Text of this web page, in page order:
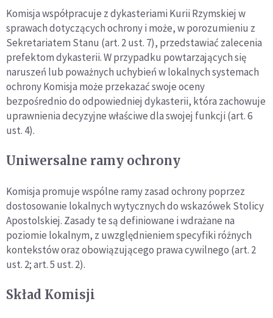
Komisja współpracuje z dykasteriami Kurii Rzymskiej w
sprawach dotyczących ochrony i może, w porozumieniu z
Sekretariatem Stanu (art. 2 ust. 7), przedstawiać zalecenia
prefektom dykasterii. W przypadku powtarzających się
naruszeń lub poważnych uchybień w lokalnych systemach
ochrony Komisja może przekazać swoje oceny
bezpośrednio do odpowiedniej dykasterii, która zachowuje
uprawnienia decyzyjne właściwe dla swojej funkcji (art. 6
ust. 4).
Uniwersalne ramy ochrony
Komisja promuje wspólne ramy zasad ochrony poprzez
dostosowanie lokalnych wytycznych do wskazówek Stolicy
Apostolskiej. Zasady te są definiowane i wdrażane na
poziomie lokalnym, z uwzględnieniem specyfiki różnych
kontekstów oraz obowiązującego prawa cywilnego (art. 2
ust. 2; art. 5 ust. 2).
Skład Komisji